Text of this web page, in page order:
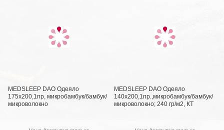
MEDSLEEP DAO Одеяло
175х200,1пр, микробамбук/бамбук/
микроволокно
MEDSLEEP DAO Одеяло
140х200,1пр.,микробамбук/бамбук/
микроволокно; 240 гр/м2, КТ